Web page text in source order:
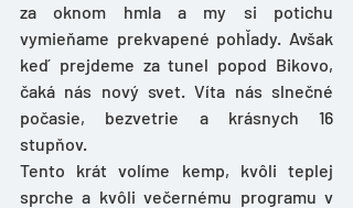
za oknom hmla a my si potichu
vymieňame prekvapené pohľady. Avšak
keď prejdeme za tunel popod Bikovo,
čaká nás nový svet. Víta nás slnečné
počasie, bezvetrie a krásnych 16
stupňov.
Tento krát volíme kemp, kvôli teplej
sprche a kvôli večernému programu v